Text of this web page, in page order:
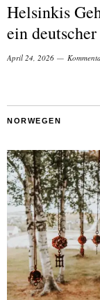
Helsinkis
ein
April 24, 2026
NORWEGEN